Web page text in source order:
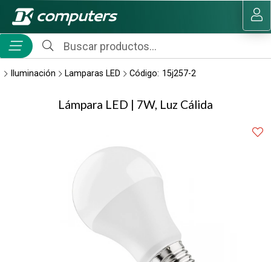
Compartir por email MI COMPRA
Iluminación Lamparas LED Código: 15j257-2
Lámpara LED | 7W, Luz Cálida